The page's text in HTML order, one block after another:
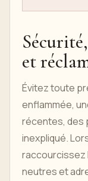
et
Évitez toute
enflammée,
récentes, des
inexpliqué.
raccourcissez
neutres et